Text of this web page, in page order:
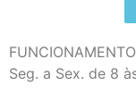
Seg. a Sex. de 8